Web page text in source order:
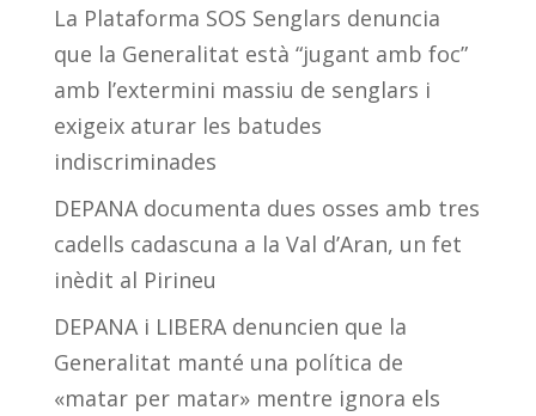
La Plataforma SOS Senglars denuncia
que la Generalitat està “jugant amb foc”
amb l’extermini massiu de senglars i
exigeix aturar les batudes
indiscriminades
DEPANA documenta dues osses amb tres
cadells cadascuna a la Val d’Aran, un fet
inèdit al Pirineu
DEPANA i LIBERA denuncien que la
Generalitat manté una política de
«matar per matar» mentre ignora els